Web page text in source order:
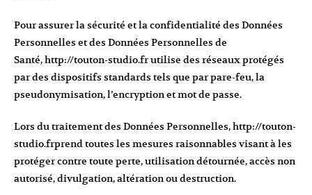
Pour assurer la sécurité et la confidentialité des Données
Personnelles et des Données Personnelles de
Santé,http://touton-studio.frutilise des réseaux protégés
par des dispositifs standards tels que par pare-feu, la
pseudonymisation, l’encryption et mot de passe.
Lors du traitement des Données Personnelles,http://touton-
studio.frprend toutes les mesures raisonnables visant à les
protéger contre toute perte, utilisation détournée, accès non
autorisé, divulgation, altération ou destruction.